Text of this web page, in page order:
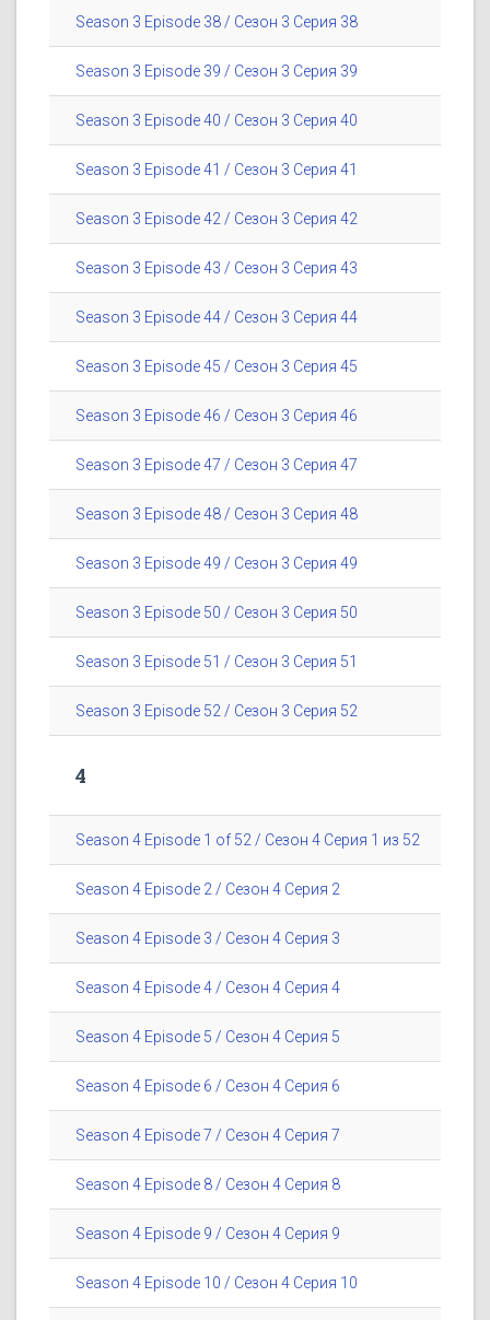
Season 3 Episode 38 / Сезон 3 Серия 38
Season 3 Episode 39 / Сезон 3 Серия 39
Season 3 Episode 40 / Сезон 3 Серия 40
Season 3 Episode 41 / Сезон 3 Серия 41
Season 3 Episode 42 / Сезон 3 Серия 42
Season 3 Episode 43 / Сезон 3 Серия 43
Season 3 Episode 44 / Сезон 3 Серия 44
Season 3 Episode 45 / Сезон 3 Серия 45
Season 3 Episode 46 / Сезон 3 Серия 46
Season 3 Episode 47 / Сезон 3 Серия 47
Season 3 Episode 48 / Сезон 3 Серия 48
Season 3 Episode 49 / Сезон 3 Серия 49
Season 3 Episode 50 / Сезон 3 Серия 50
Season 3 Episode 51 / Сезон 3 Серия 51
Season 3 Episode 52 / Сезон 3 Серия 52
4
Season 4 Episode 1 of 52 / Сезон 4 Серия 1 из 52
Season 4 Episode 2 / Сезон 4 Серия 2
Season 4 Episode 3 / Сезон 4 Серия 3
Season 4 Episode 4 / Сезон 4 Серия 4
Season 4 Episode 5 / Сезон 4 Серия 5
Season 4 Episode 6 / Сезон 4 Серия 6
Season 4 Episode 7 / Сезон 4 Серия 7
Season 4 Episode 8 / Сезон 4 Серия 8
Season 4 Episode 9 / Сезон 4 Серия 9
Season 4 Episode 10 / Сезон 4 Серия 10